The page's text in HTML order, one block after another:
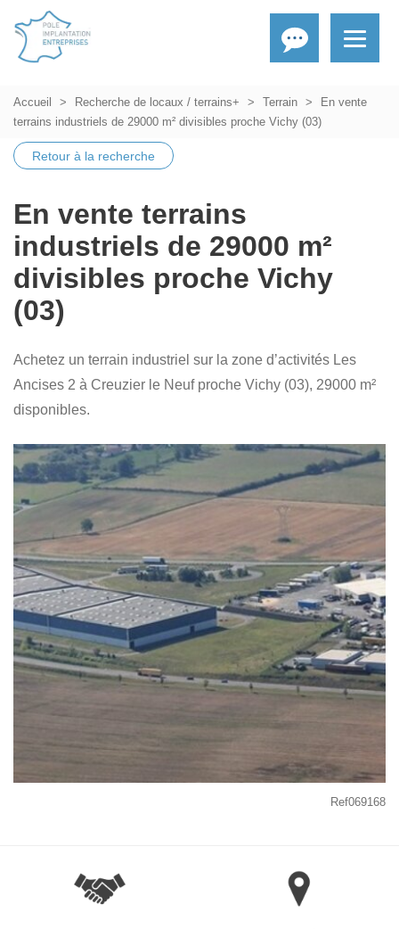
Accueil Recherche de locaux / terrains+ Terrain
En vente
terrains industriels de 29000 m² divisibles proche Vichy (03)
Retour à la recherche
En vente terrains
industriels de 29000 m²
divisibles proche Vichy
(03)
Achetez un terrain industriel sur la zone d’activités Les
Ancises 2 à Creuzier le Neuf proche Vichy (03), 29000 m²
disponibles.
Ref069168